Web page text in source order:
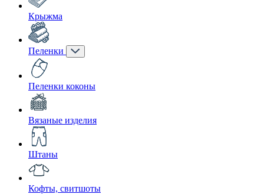
Крыжма
Пеленки
Пеленки коконы
Вязаные изделия
Штаны
Кофты, свитшоты